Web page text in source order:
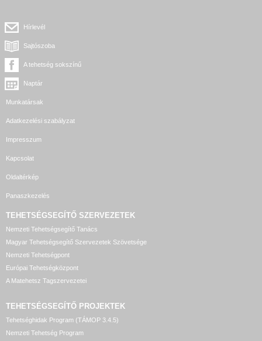
Hírlevél
Sajtószoba
A tehetség sokszínű
Naptár
Munkatársak
Adatkezelési szabályzat
Impresszum
Kapcsolat
Oldaltérkép
Panaszkezelés
TEHETSÉGSEGÍTŐ SZERVEZETEK
Nemzeti Tehetségsegítő Tanács
Magyar Tehetségsegítő Szervezetek Szövetsége
Nemzeti Tehetségpont
Európai Tehetségközpont
A Matehetsz Tagszervezetei
TEHETSÉGSEGÍTŐ PROJEKTEK
Tehetséghidak Program (TÁMOP 3.4.5)
Nemzeti Tehetség Program